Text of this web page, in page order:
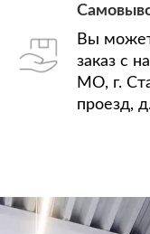
Вы
заказ с
МО, г.
проезд,